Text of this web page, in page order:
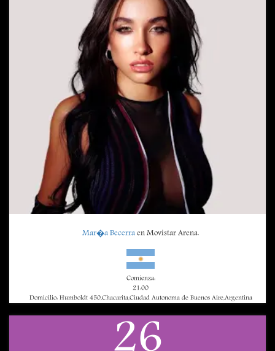
Mar�a Becerraen Movistar Arena.
Comienza:
21:00
Domicilio: Humboldt 450,Chacarita,Ciudad Autonoma de Buenos Aire,Argentina